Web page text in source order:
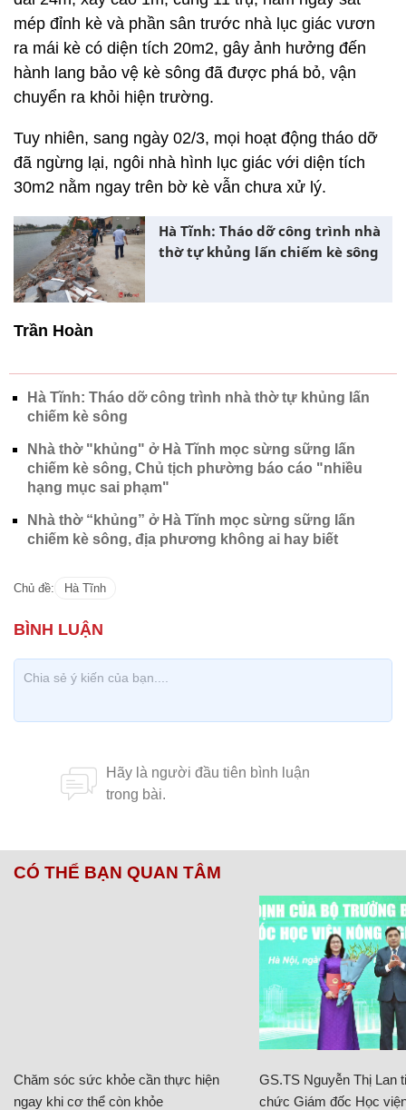
mép đỉnh kè và phần sân trước nhà lục giác vươn
ra mái kè có diện tích 20m2, gây ảnh hưởng đến
hành lang bảo vệ kè sông đã được phá bỏ, vận
chuyển ra khỏi hiện trường.
Tuy nhiên, sang ngày 02/3, mọi hoạt động tháo dỡ
đã ngừng lại, ngôi nhà hình lục giác với diện tích
30m2 nằm ngay trên bờ kè vẫn chưa xử lý.
Hà Tĩnh: Tháo dỡ công trình nhà
thờ tự khủng lấn chiếm kè sông
Trần Hoàn
Hà Tĩnh: Tháo dỡ công trình nhà thờ tự khủng lấn
chiếm kè sông
Nhà thờ "khủng" ở Hà Tĩnh mọc sừng sững lấn
chiếm kè sông, Chủ tịch phường báo cáo "nhiều
hạng mục sai phạm"
Nhà thờ “khủng” ở Hà Tĩnh mọc sừng sững lấn
chiếm kè sông, địa phương không ai hay biết
Chủ đề: Hà Tĩnh
CÓ THỂ BẠN QUAN TÂM
Chăm sóc sức khỏe cần thực hiện
ngay khi cơ thể còn khỏe
GS.TS Nguyễn Thị Lan
chức Giám đốc Học